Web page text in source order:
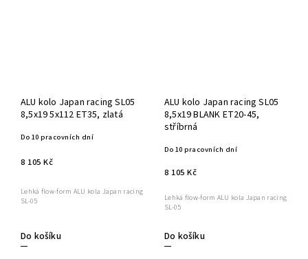
ALU kolo Japan racing SL05
8,5x19 5x112 ET35, zlatá
Do 10 pracovních dní
8 105 Kč
Do košíku
Lehká flow-form ALU kola Japan racing
SL-05
ALU kolo Japan racing SL05
8,5x19 BLANK ET20-45,
stříbrná
Do 10 pracovních dní
8 105 Kč
Do košíku
Lehká flow-form ALU kola Japan racing
SL-05